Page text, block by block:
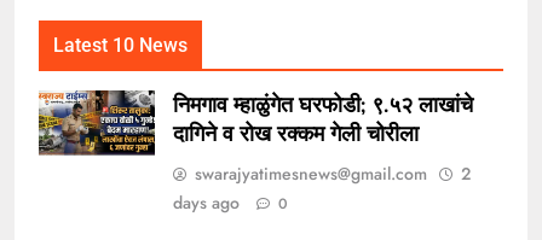
Latest 10 News
निमगाव म्हाळुंगेत घरफोडी; ९.५२ लाखांचे
दागिने व रोख रक्कम गेली चोरीला
swarajyatimesnews@gmail.com
2
days ago
0